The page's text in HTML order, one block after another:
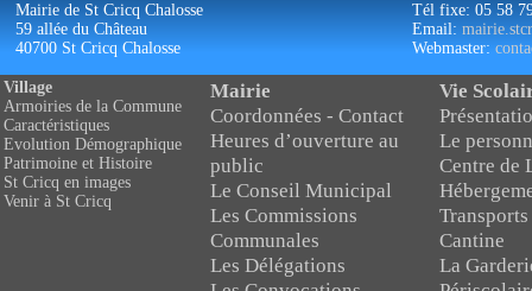
Mairie de St Cricq Chalosse
59 allée du Château
40700 St Cricq Chalosse
Tél fixe: 05 58
Email:
Webmaster:
Village
Armoiries de la Commune
Caractéristiques
Evolution Démographique
Patrimoine et Histoire
St Cricq en images
Venir à St Cricq
Mairie
Coordonnées - Contact
Heures d’ouverture au
public
Le Conseil Municipal
Les Commissions
Communales
Les Délégations
Vie
Le
Centre de
Cantine
La